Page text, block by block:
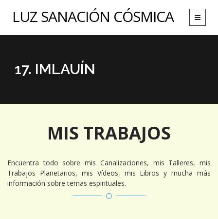
Toggle
LUZ SANACIÓN CÓSMICA
17. IMLAUÍN
MIS TRABAJOS
Encuentra todo sobre mis Canalizaciones, mis Talleres, mis
Trabajos Planetarios, mis Vídeos, mis Libros y mucha más
información sobre temas espirituales.